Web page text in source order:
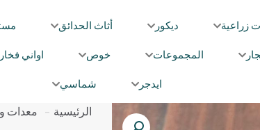
زراعية ديكور أثاث الحدائق
المجموعات خوص اواني
ايدجر شماسي
الرئيسية - معدات